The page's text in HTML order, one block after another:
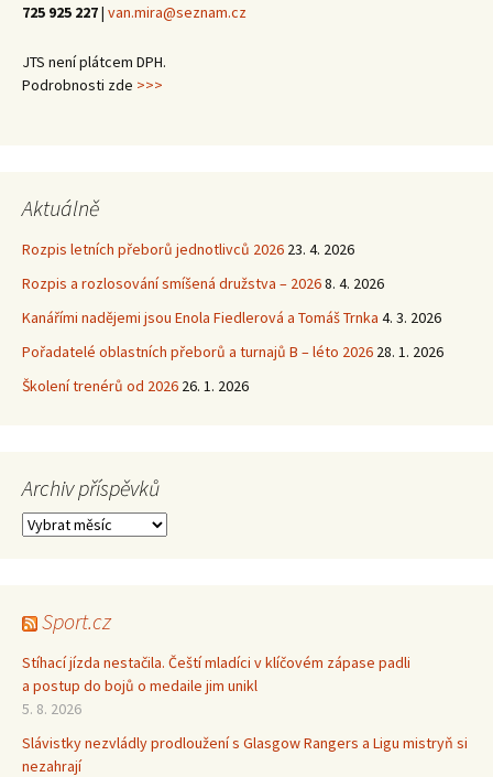
725 925 227| van.mira@seznam.cz
JTS není plátcem DPH.
Podrobnosti zde >>>
Aktuálně
Rozpis letních přeborů jednotlivců 2026 23. 4. 2026
Rozpis a rozlosování smíšená družstva – 20268. 4. 2026
Kanářími nadějemi jsou Enola Fiedlerová a Tomáš Trnka 4. 3. 2026
Pořadatelé oblastních přeborů a turnajů B – léto 2026 28. 1. 2026
Školení trenérů od 2026 26. 1. 2026
Archiv příspěvků
Archiv
Sport.cz
Stíhací jízda nestačila. Čeští mladíci v klíčovém zápase padli
a postup do bojů o medaile jim unikl
5. 8. 2026
Slávistky nezvládly prodloužení s Glasgow Rangers a Ligu mistryň si
nezahrají